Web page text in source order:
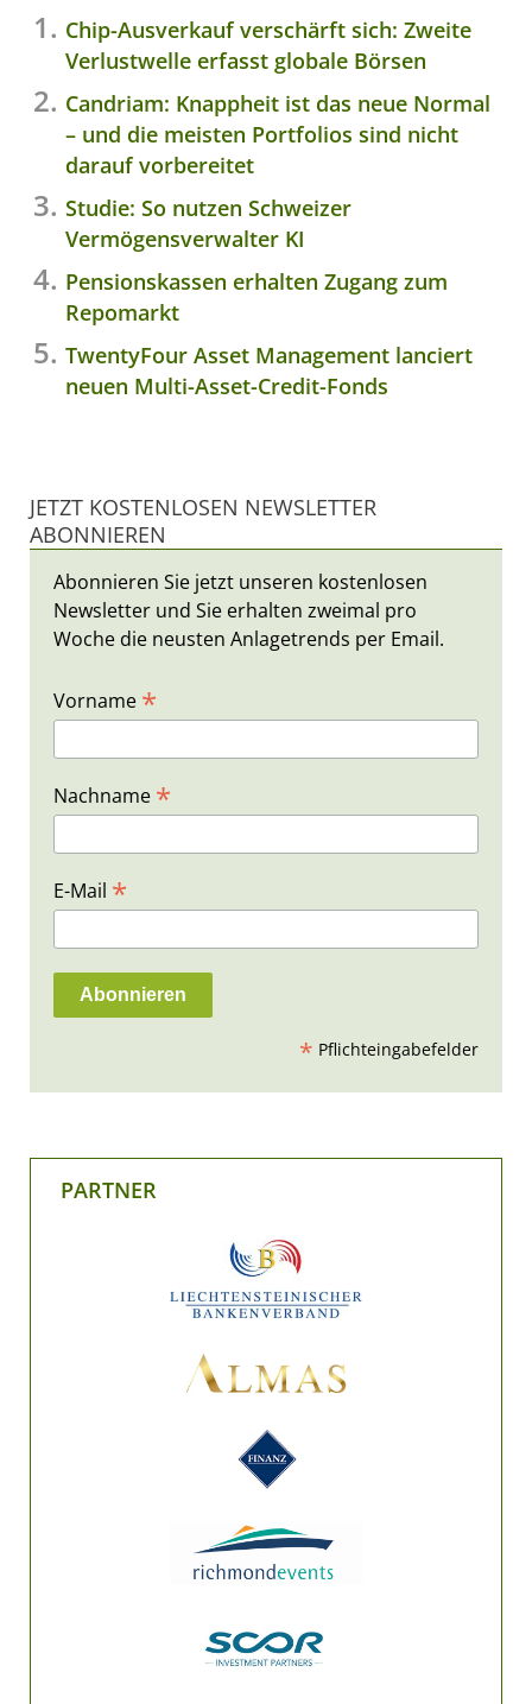
Chip-Ausverkauf verschärft sich: Zweite
Verlustwelle erfasst globale Börsen
Candriam: Knappheit ist das neue Normal
– und die meisten Portfolios sind nicht
darauf vorbereitet
Studie: So nutzen Schweizer
Vermögensverwalter KI
Pensionskassen erhalten Zugang zum
Repomarkt
TwentyFour Asset Management lanciert
neuen Multi-Asset-Credit-Fonds
JETZT KOSTENLOSEN NEWSLETTER
ABONNIEREN
Abonnieren Sie jetzt unseren kostenlosen
Newsletter und Sie erhalten zweimal pro
Woche die neusten Anlagetrends per Email.
Vorname *
Nachname *
E-Mail *
* Pflichteingabefelder
PARTNER